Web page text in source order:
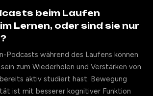
beim Laufen
Lernen, oder sind sie nur
Podcasts während des Laufens können
zum Wiederholen und Verstärken von
aktiv studiert hast. Bewegung
ist mit besserer kognitiver Funktion